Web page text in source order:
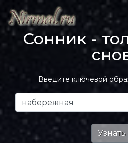
Сонник -
Введите ключевой